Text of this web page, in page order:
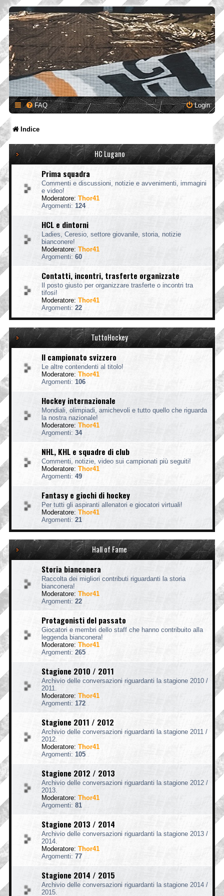
FAQ Login
Indice
HC Lugano
Prima squadra
Commenti e discussioni, notizie e avvenimenti, immagini
e video!
Moderatore: Thor41
Argomenti: 124
HCL e dintorni
Ladies, Ceresio, settore giovanile, storia, notizie
bianconere!
Moderatore: Thor41
Argomenti: 60
Contatti, incontri, trasferte organizzate
Il posto giusto per organizzare trasferte o incontri tra
tifosi!
Moderatore: Thor41
Argomenti: 22
TuttoHockey
Il campionato svizzero
Le altre contendenti al titolo!
Moderatore: Thor41
Argomenti: 106
Hockey internazionale
Mondiali, olimpiadi, amichevoli e tutto quello che riguarda
la nostra nazionale!
Moderatore: Thor41
Argomenti: 34
NHL, KHL e squadre di club
Commenti, notizie, video sui campionati più seguiti!
Moderatore: Thor41
Argomenti: 49
Fantasy e giochi di hockey
Per tutti gli aspiranti allenatori e giocatori virtuali!
Moderatore: Thor41
Argomenti: 21
Hall of Fame
Storia bianconera
Raccolta dei migliori contributi riguardanti la storia
bianconera!
Moderatore: Thor41
Argomenti: 22
Protagonisti del passato
Giocatori e membri dello staff che hanno contribuito alla
leggenda bianconera!
Moderatore: Thor41
Argomenti: 265
Stagione 2010 / 2011
Archivio delle conversazioni riguardanti la stagione 2010 /
2011.
Moderatore: Thor41
Argomenti: 172
Stagione 2011 / 2012
Archivio delle conversazioni riguardanti la stagione 2011 /
2012.
Moderatore: Thor41
Argomenti: 105
Stagione 2012 / 2013
Archivio delle conversazioni riguardanti la stagione 2012 /
2013.
Moderatore: Thor41
Argomenti: 81
Stagione 2013 / 2014
Archivio delle conversazioni riguardanti la stagione 2013 /
2014.
Moderatore: Thor41
Argomenti: 77
Stagione 2014 / 2015
Archivio delle conversazioni riguardanti la stagione 2014 /
2015.